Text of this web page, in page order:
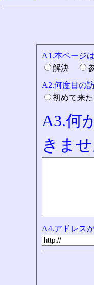
A1.本ページ
解決
A2.何度目の
初めて
A3.何
きま
A4.アドレス